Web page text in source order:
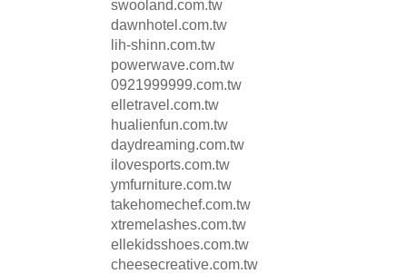
swooland.com.tw
dawnhotel.com.tw
lih-shinn.com.tw
powerwave.com.tw
0921999999.com.tw
elletravel.com.tw
hualienfun.com.tw
daydreaming.com.tw
ilovesports.com.tw
ymfurniture.com.tw
takehomechef.com.tw
xtremelashes.com.tw
ellekidsshoes.com.tw
cheesecreative.com.tw